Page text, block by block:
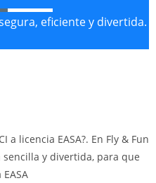
eficiente y divertida.
licencia EASA?. En Fly & Fun
y divertida, para que